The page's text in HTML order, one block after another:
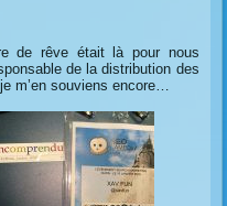
de rêve était là pour nous
de la distribution des
m’en souviens encore…